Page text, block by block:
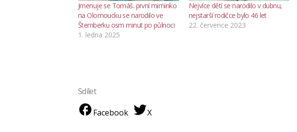
Jmenuje se Tomáš. první miminko
na Olomoucku se narodilo ve
Šternberku osm minut po půlnoci
1. ledna 2025
Nejvíce dětí se narodilo v dubnu,
nejstarší rodičce bylo 46 let
22. července 2023
Sdílet
Facebook
X